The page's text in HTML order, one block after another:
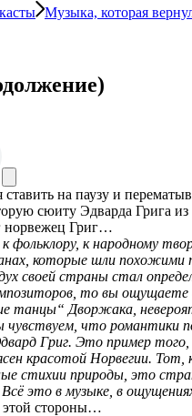
Музыка, которая
ставить на паузу и
сюиту Эдварда Грига
норвежец Григ…
фольклору, к народному
которые шли
своей страны стал
то вы ощущаете
танцы“ Дворжака,
что романтики
Григ. Это пример того,
красотой Норвегии.
стихии природы, это
Всё это в музыке, в
стороны…